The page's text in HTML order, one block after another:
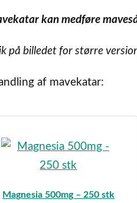
kan medføre
på billedet for større
af mavekatar:
Magnesia 500mg – 250 stk